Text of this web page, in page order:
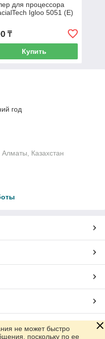
для процессора
Igloo 5051 (E)
₸
Купить
год
Казахстан
не может быстро
поскольку по ее